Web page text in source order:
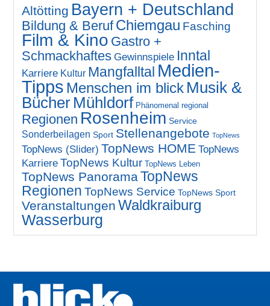
Altötting Bayern + Deutschland
Bildung & Beruf Chiemgau Fasching
Film & Kino Gastro +
Schmackhaftes Gewinnspiele Inntal
Karriere Kultur Mangfalltal Medien-
Tipps Menschen im blick Musik &
Bücher Mühldorf Phänomenal regional
Regionen Rosenheim Service
Sonderbeilagen Sport Stellenangebote TopNews
TopNews (Slider) TopNews HOME TopNews
Karriere TopNews Kultur TopNews Leben
TopNews PanoramaTopNews
Regionen TopNews Service TopNews Sport
Veranstaltungen Waldkraiburg
Wasserburg